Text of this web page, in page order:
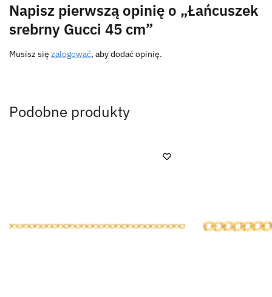
Napisz pierwszą opinię o „Łańcuszek
srebrny Gucci 45 cm”
Musisz się zalogować, aby dodać opinię.
Podobne produkty